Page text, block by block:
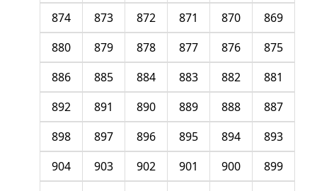
869
870
871
872
873
874
875
876
877
878
879
880
881
882
883
884
885
886
887
888
889
890
891
892
893
894
895
896
897
898
899
900
901
902
903
904